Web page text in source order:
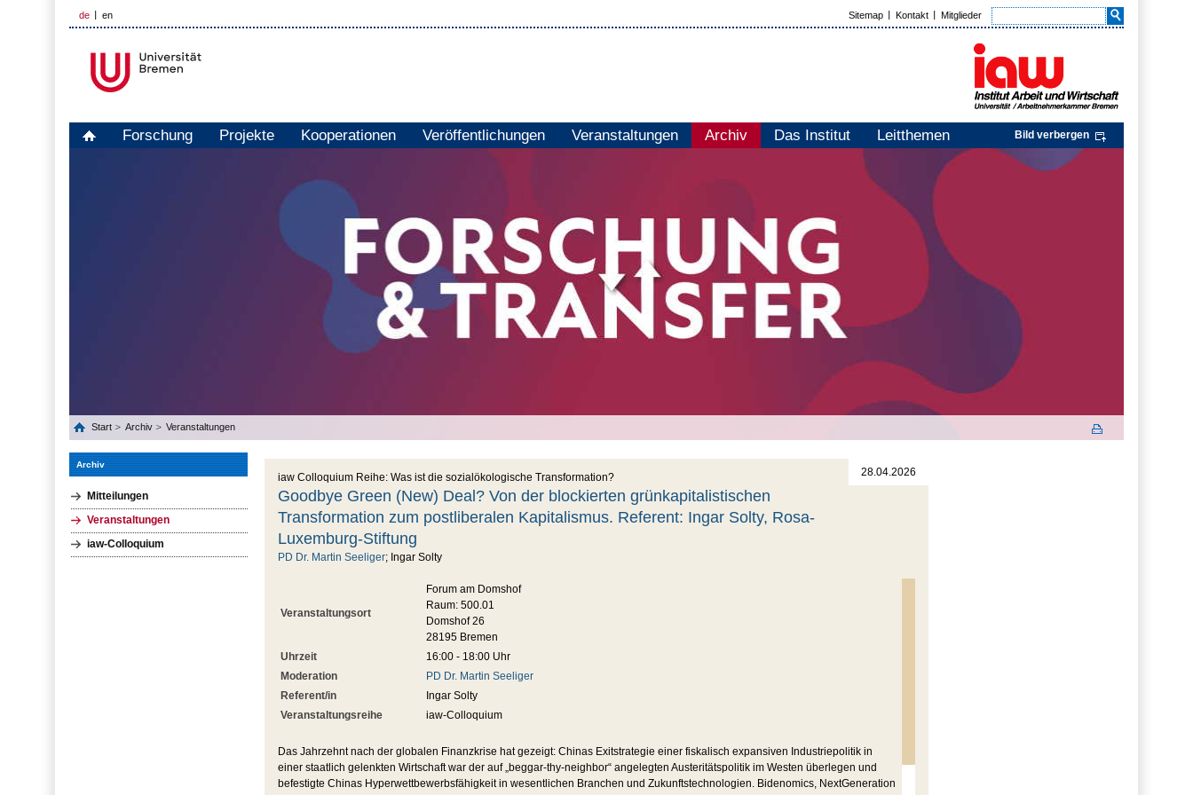
de en Sitemap Kontakt Mitglieder
Forschung Projekte Kooperationen Veröffentlichungen Veranstaltungen Archiv Das Institut Leitthemen Bild verbergen
Start Archiv Veranstaltungen
Archiv
Mitteilungen
Veranstaltungen
iaw-Colloquium
28.04.2026
iaw Colloquium Reihe: Was ist die sozialökologische Transformation?
Goodbye Green (New) Deal? Von der blockierten grünkapitalistischen
Transformation zum postliberalen Kapitalismus. Referent: Ingar Solty, Rosa-
Luxemburg-Stiftung
PD Dr. Martin Seeliger; Ingar Solty
Veranstaltungsort
Forum am Domshof
Raum: 500.01
Domshof 26
28195 Bremen
Uhrzeit
16:00 - 18:00 Uhr
Moderation
PD Dr. Martin Seeliger
Referent/in
Ingar Solty
Veranstaltungsreihe
iaw-Colloquium
Das Jahrzehnt nach der globalen Finanzkrise hat gezeigt: Chinas Exitstrategie einer fiskalisch expansiven Industriepolitik in
einer staatlich gelenkten Wirtschaft war der auf „beggar-thy-neighbor“ angelegten Austeritätspolitik im Westen überlegen und
befestigte Chinas Hyperwettbewerbsfähigkeit in wesentlichen Branchen und Zukunftstechnologien. Bidenomics, NextGeneration